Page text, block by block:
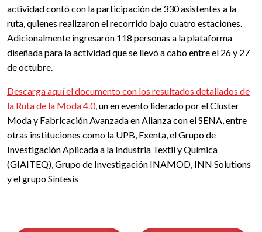
actividad contó con la participación de 330 asistentes a la
ruta, quienes realizaron el recorrido bajo cuatro estaciones.
Adicionalmente ingresaron 118 personas a la plataforma
diseñada para la actividad que se llevó a cabo entre el 26 y 27
de octubre.
Descarga aquí el documento con los resultados detallados de
la Ruta de la Moda 4.0,un en evento liderado por el Cluster
Moda y Fabricación Avanzada en Alianza con el SENA, entre
otras instituciones como la UPB, Exenta, el Grupo de
Investigación Aplicada a la Industria Textil y Química
(GIAITEQ), Grupo de Investigación INAMOD, INN Solutions
y el grupo Síntesis